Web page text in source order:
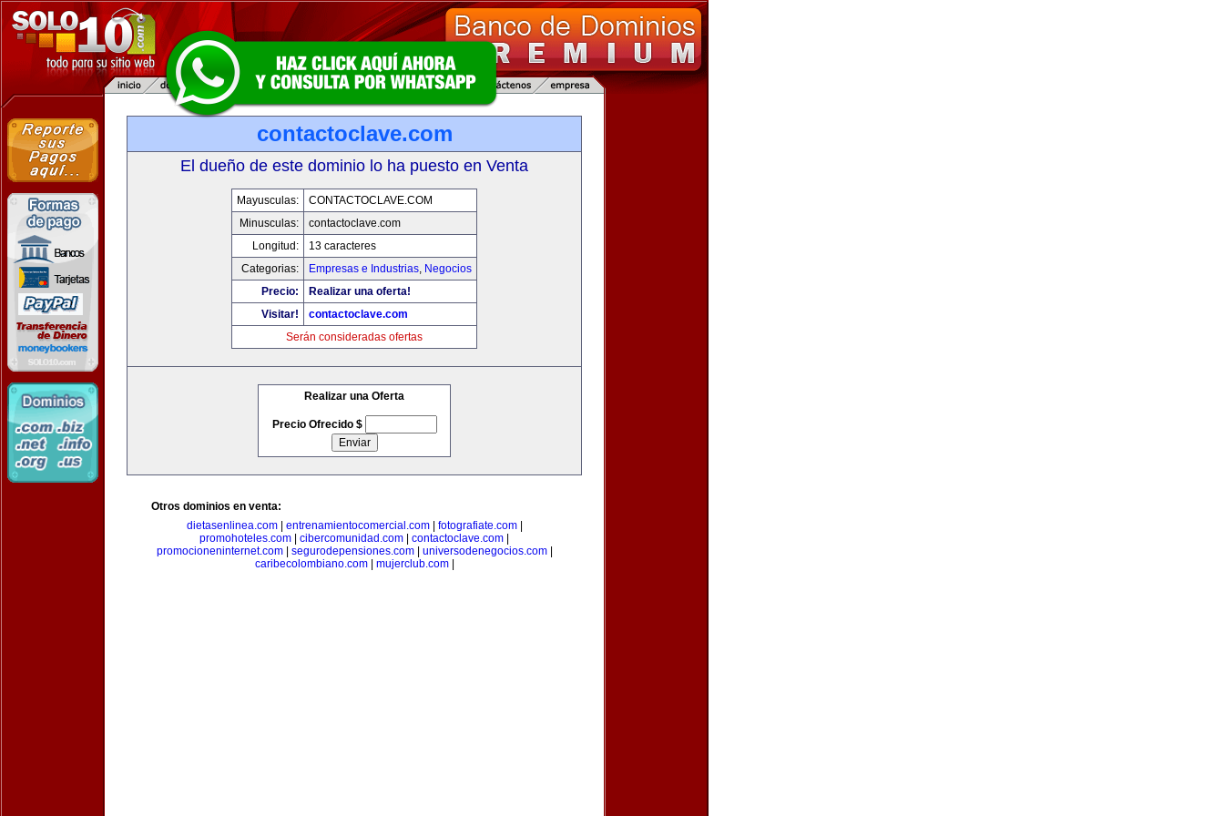
contactoclave.com
El dueño de este dominio lo ha puesto en Venta
Mayusculas:
CONTACTOCLAVE.COM
Minusculas:
contactoclave.com
Longitud:
13 caracteres
Categorias:
Empresas e Industrias, Negocios
Precio:
Realizar una oferta!
Visitar!
contactoclave.com
Serán consideradas ofertas
Realizar una Oferta
Precio Ofrecido $
Otros dominios en venta:
dietasenlinea.com| entrenamientocomercial.com| fotografiate.com|
promohoteles.com
cibercomunidad.com contactoclave.com
promocioneninternet.com| segurodepensiones.com| universodenegocios.com|
caribecolombiano.com| mujerclub.com|